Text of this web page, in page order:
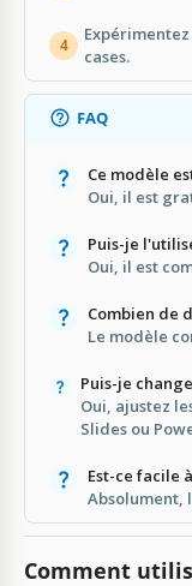
4
cases.
FAQ
Ce modèle
Oui, il est
Puis-je
Oui, il est
Combien de
Le modèle
Puis-je
Oui, ajustez
Slides ou
Est-ce facile
Absolument,
Comment